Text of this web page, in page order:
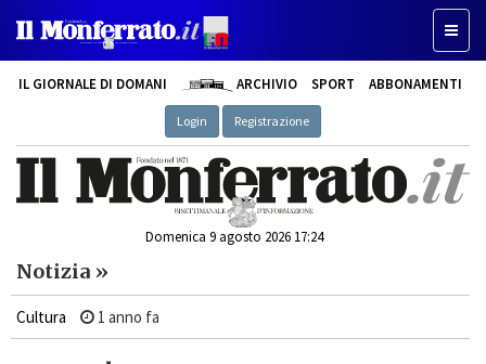
IL GIORNALE DI DOMANI ARCHIVIO SPORT ABBONAMENTI
Login Registrazione
Domenica 9 agosto 2026 17:24
Notizia »
Cultura 1 anno fa